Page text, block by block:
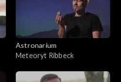
Astronarium
Meteoryt Ribbeck